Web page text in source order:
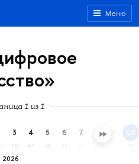
Меню
1 из 1
2026
3
пн
4
вт
5
ср
6 7 8 10
пн